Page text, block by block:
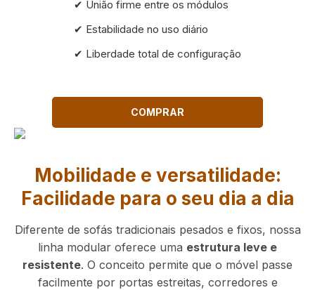
✔ União firme entre os módulos
✔ Estabilidade no uso diário
✔ Liberdade total de configuração
COMPRAR
Mobilidade e versatilidade:
Facilidade para o seu dia a dia
Diferente de sofás tradicionais pesados e fixos, nossa
linha modular oferece uma estrutura leve e
resistente. O conceito permite que o móvel passe
facilmente por portas estreitas, corredores e